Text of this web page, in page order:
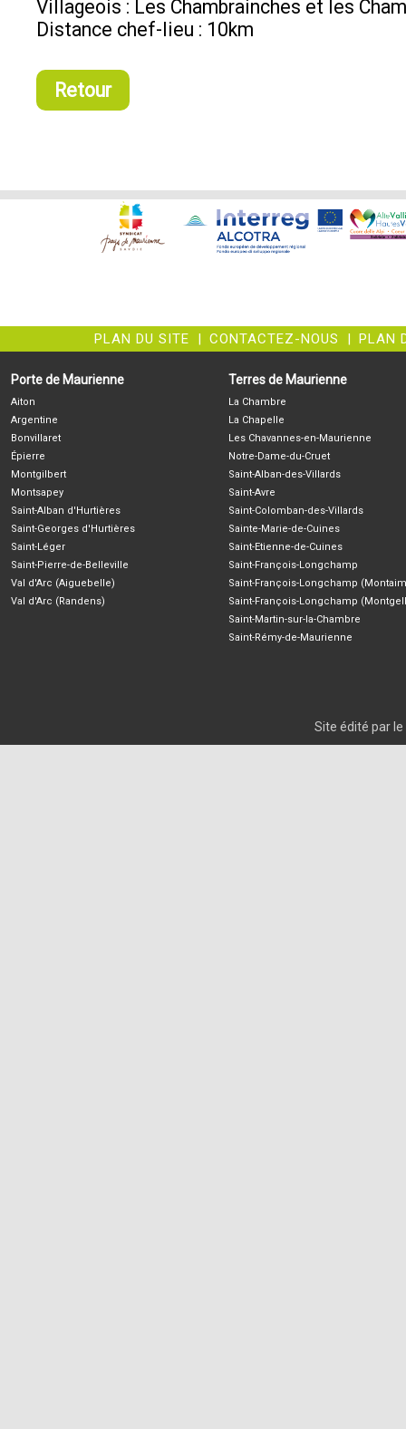
Villageois : Les Chambrainches et les
Distance chef-lieu : 10km
Retour
PLAN DU SITE | CONTACTEZ-NOUS | PLAN
Porte de Maurienne
Aiton
Argentine
Bonvillaret
Épierre
Montgilbert
Montsapey
Saint-Alban d'Hurtières
Saint-Georges d'Hurtières
Saint-Léger
Saint-Pierre-de-Belleville
Val d'Arc (Aiguebelle)
Val d'Arc (Randens)
Terres de Maurienne
La Chambre
La Chapelle
Les Chavannes-en-Maurienne
Notre-Dame-du-Cruet
Saint-Alban-des-Villards
Saint-Avre
Saint-Colomban-des-Villards
Sainte-Marie-de-Cuines
Saint-Etienne-de-Cuines
Saint-François-Longchamp
Saint-François-Longchamp
Saint-François-Longchamp
Saint-Martin-sur-la-Chambre
Saint-Rémy-de-Maurienne
Site édité par